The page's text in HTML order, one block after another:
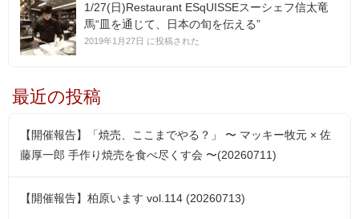
1/27(日)Restaurant ESqUISSEスーシェフ信太竜
馬“皿を通じて、日本の旬を伝える”
2019年1月27日 に投稿された
最近の投稿
【開催報告】「焼売、ここまでやる？」 〜 マッキー牧元 × 佐
藤厚一郎 手作り焼売を食べ尽くす会 〜(20260711)
【開催報告】柏原います vol.114 (20260713)